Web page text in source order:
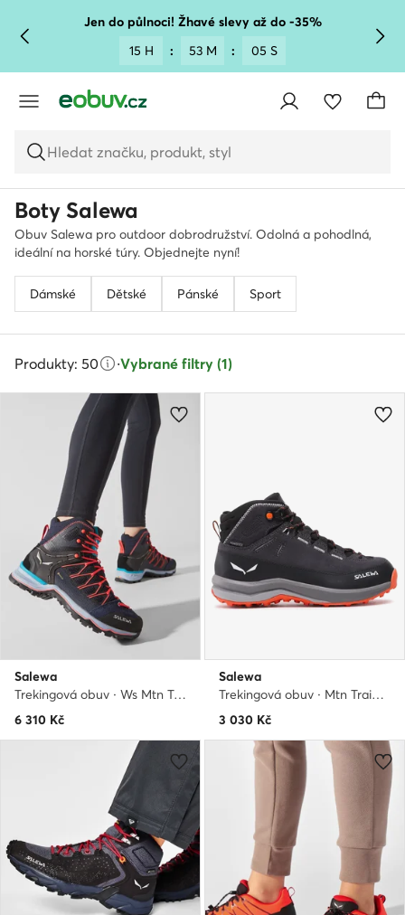
PŘEJÍT NA HLAVNÍ OBSAH
PŘEJÍT NA VYHLEDÁVÁNÍ
Jen do půlnoci! Žhavé slevy až do -35%
15 H
: 53 M : 03 S
Hledat značku, produkt, styl
Boty Salewa
Obuv Salewa pro outdoor dobrodružství. Odolná a pohodlná,
ideální na horské túry. Objednejte nyní!
Dámské Dětské Pánské Sport
Produkty: 50 ·Vybrané filtry (1)
Salewa
Trekingová obuv · Ws Mtn Trainer Lite Mid Gtx GORE-TEX 61360-3989 · Tmavomodrá
6 310 Kč
Salewa
Trekingová obuv · Mtn Trainer 2 Mid Ptx K 64011-0878 · Šedá
3 030 Kč